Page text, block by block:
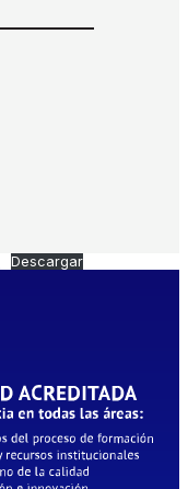
Descargar